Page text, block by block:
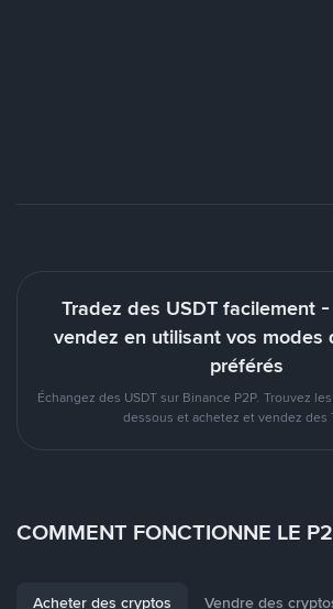
Tradez des USDT facilement
vendez en utilisant vos modes
préférés
Échangez des USDT sur Binance P2P. Trouvez
dessous et achetez et vendez des
COMMENT FONCTIONNE LE
Acheter des cryptos Vendre des